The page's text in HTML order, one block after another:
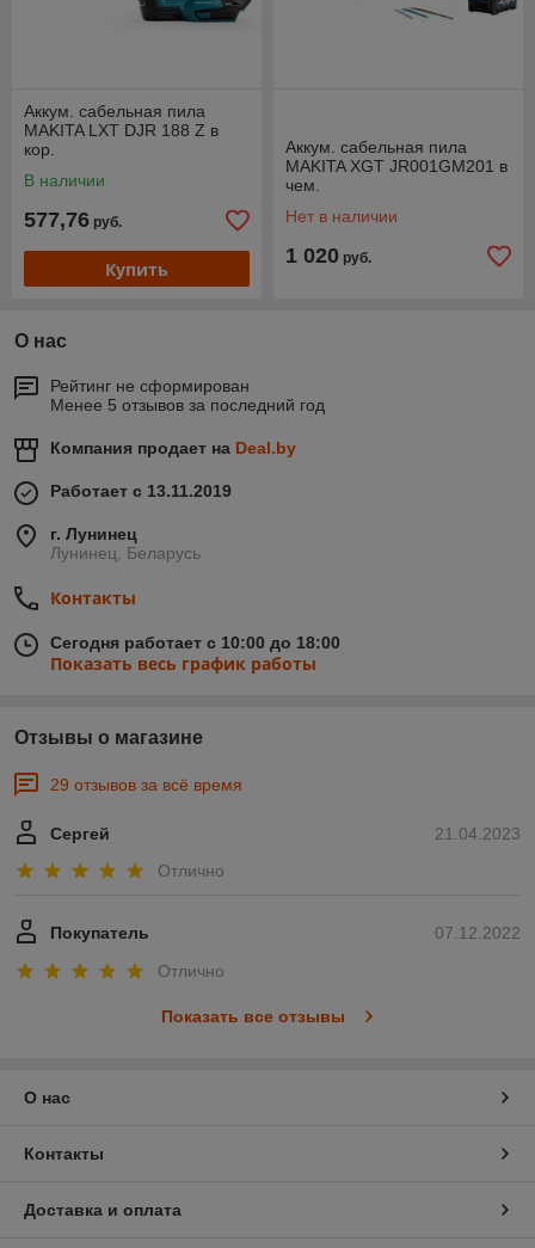
Аккум. сабельная пила
MAKITA LXT DJR 188 Z в
кор.
В наличии
577,76 руб.
Купить
Аккум. сабельная пила
MAKITA XGT JR001GM201 в
чем.
Нет в наличии
1 020 руб.
О нас
Рейтинг не сформирован
Менее 5 отзывов за последний год
Компания продает на Deal.by
Работает с 13.11.2019
г. Лунинец
Лунинец, Беларусь
Контакты
Сегодня работает с 10:00 до 18:00
Показать весь график работы
Отзывы о магазине
29 отзывов за всё время
21.04.2023
Сергей
Отлично
07.12.2022
Покупатель
Отлично
Показать все отзывы
О нас
Контакты
Доставка и оплата